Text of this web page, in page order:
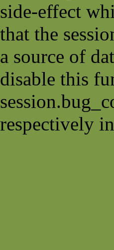
side-effect
that the
a source of
disable this
respectively in